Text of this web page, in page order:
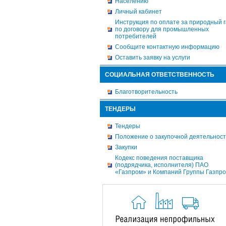
Личный кабинет
Инструкция по оплате за природный
по договору для промышленных
потребителей
Сообщите контактную информацию
Оставить заявку на услуги
СОЦИАЛЬНАЯ ОТВЕТСТВЕННОСТЬ
Благотворительность
ТЕНДЕРЫ
Тендеры
Положение о закупочной
Закупки
Кодекс поведения поставщика
(подрядчика, исполнителя) ПАО
«Газпром» и Компаний Группы